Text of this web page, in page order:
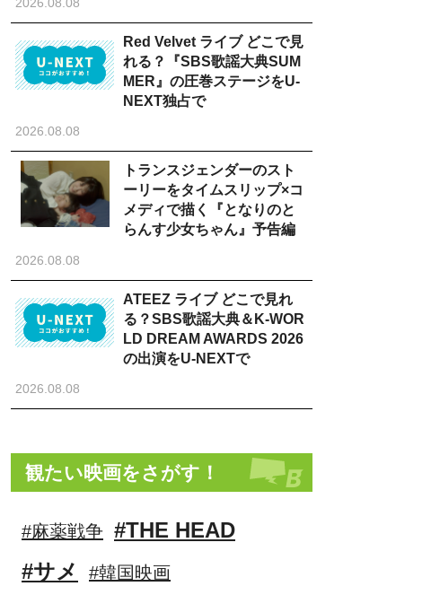
Red Velvet ライブ どこで見
れる？『SBS歌謡大典SUM
MER』の圧巻ステージをU-
NEXT独占で
2026.08.08
トランスジェンダーのスト
ーリーをタイムスリップ×コ
メディで描く『となりのと
らんす少女ちゃん』予告編
2026.08.08
ATEEZ ライブ どこで見れ
る？SBS歌謡大典＆K-WOR
LD DREAM AWARDS 2026
の出演をU-NEXTで
2026.08.08
観たい映画をさがす！
#麻薬戦争 #THE HEAD
#サメ
#韓国映画